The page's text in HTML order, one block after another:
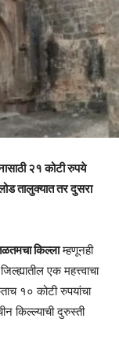
२१ कोटी रुपये
तालुक्यात तर दुसरा
किल्लाम्हणूनही
एक महत्त्वाचा
१० कोटी रुपयांचा
किल्ल्याची दुरुस्ती